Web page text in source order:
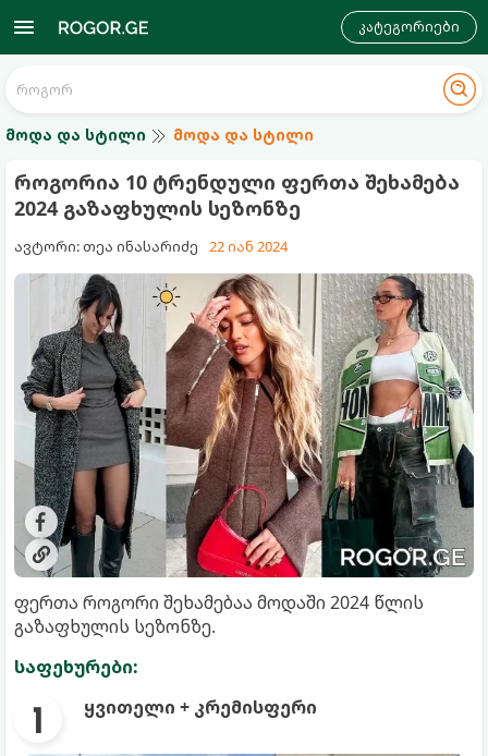
კატეგორიები
მოდა და სტილი მოდა და სტილი
როგორია 10 ტრენდული ფერთა შეხამება
2024 გაზაფხულის სეზონზე
ავტორი: თეა ინასარიძე 22 იან 2024
ფერთა როგორი შეხამებაა მოდაში 2024 წლის
გაზაფხულის სეზონზე.
საფეხურები:
ყვითელი + კრემისფერი